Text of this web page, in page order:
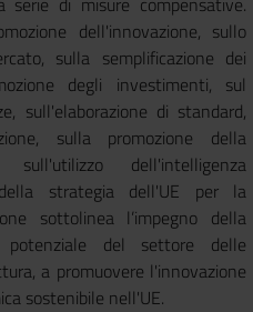
dell'innovazione, sullo
sulla semplificazione dei
degli investimenti, sul
sull'elaborazione di standard,
sulla promozione della
sull'utilizzo dell'intelligenza
strategia dell'UE per la
sottolinea l’impegno della
del settore delle
a promuovere l'innovazione
sostenibile nell'UE.